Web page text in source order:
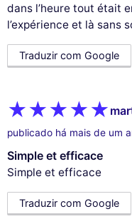
dans l’heure tout était
l’expérience et là sans
Traduzir com Google
publicado há mais de um
Simple et efficace
Simple et efficace
Traduzir com Google